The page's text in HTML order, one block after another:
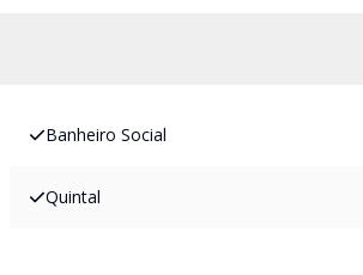
Banheiro Social
Quintal